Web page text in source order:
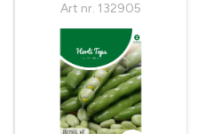
Art nr. 132905